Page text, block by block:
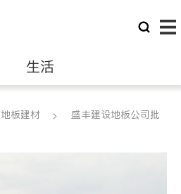
生活
律师
地板建材
盛丰建设地板公司批